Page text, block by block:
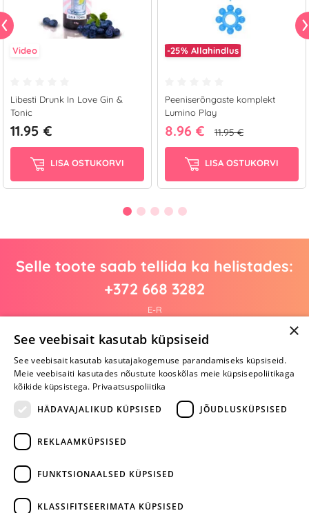
Video
Libesti Drunk In Love Gin &
Tonic
11.95 €
LISA OSTUKORVI
-25% Allahindlus
Peeniserõngaste komplekt
Lumino Play
8.96 € 11.95 €
LISA OSTUKORVI
Selle toote saab tellida ka helistades:
+372 668 3282
E-R
Arvustusi veel pole
Ole esimene!
Kirjuta arvustus ja SAA KINGITUS!
+372 668 3282
×
See veebisait kasutab küpsiseid
See veebisait kasutab kasutajakogemuse parandamiseks küpsiseid.
Meie veebisaiti kasutades nõustute kooskõlas meie küpsisepoliitikaga
kõikide küpsistega. Privaatsuspoliitika
HÄDAVAJALIKUD KÜPSISED
JÕUDLUSKÜPSISED
REKLAAMKÜPSISED
FUNKTSIONAALSED KÜPSISED
KLASSIFITSEERIMATA KÜPSISED